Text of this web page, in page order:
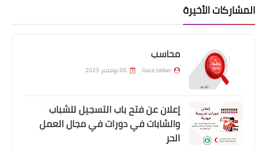
المشاركات الأخيرة
محاسب
Gaza Jobber 06 نوفمبر 2025
إعلان عن فتح باب التسجيل للشباب
والشابات في دورات في مجال العمل
الحر